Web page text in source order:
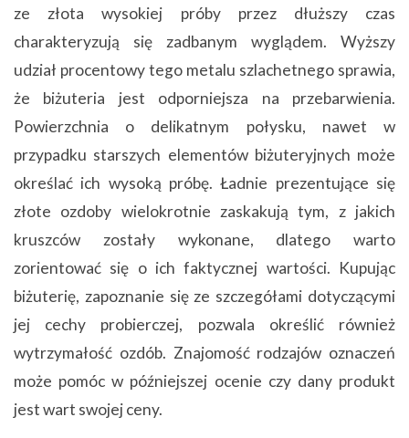
ze złota wysokiej próby przez dłuższy czas
charakteryzują się zadbanym wyglądem. Wyższy
udział procentowy tego metalu szlachetnego sprawia,
że biżuteria jest odporniejsza na przebarwienia.
Powierzchnia o delikatnym połysku, nawet w
przypadku starszych elementów biżuteryjnych może
określać ich wysoką próbę. Ładnie prezentujące się
złote ozdoby wielokrotnie zaskakują tym, z jakich
kruszców zostały wykonane, dlatego warto
zorientować się o ich faktycznej wartości. Kupując
biżuterię, zapoznanie się ze szczegółami dotyczącymi
jej cechy probierczej, pozwala określić również
wytrzymałość ozdób. Znajomość rodzajów oznaczeń
może pomóc w późniejszej ocenie czy dany produkt
jest wart swojej ceny.